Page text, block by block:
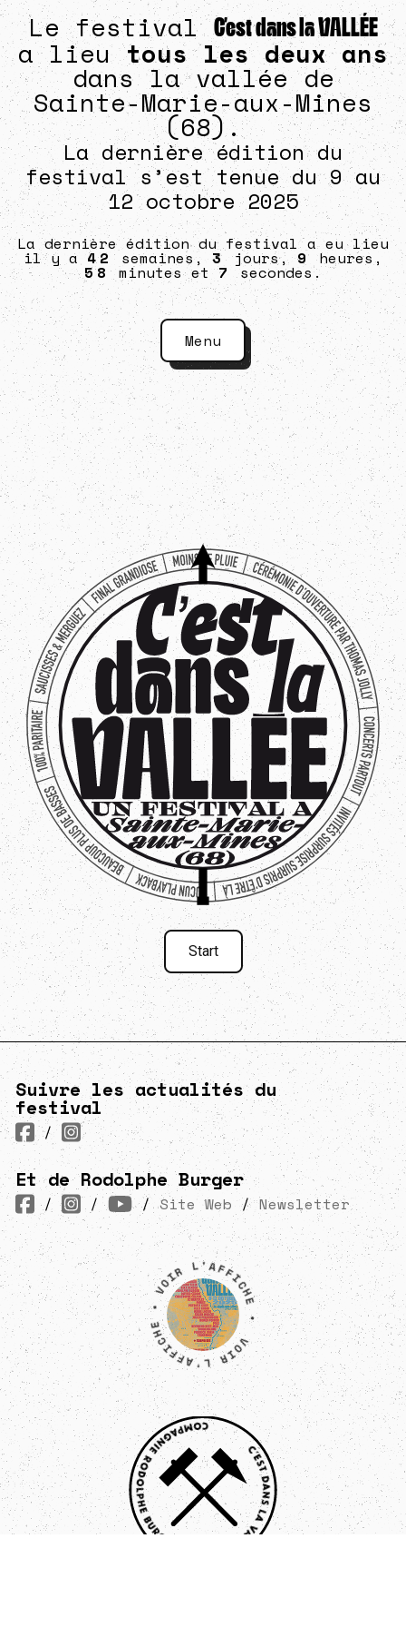
Le festivalC’est dans la VALLÉE
a lieutous les deux ans
dans la vallée de
Sainte-Marie-aux-Mines
(68).
La dernière édition du
festival s’est tenue du 9 au
12 octobre 2025
La dernière édition du festival a eu lieu
il y a 42 semaines, 3jours,9 heures,
58 minutes et7 secondes.
Start
Menu
Suivre les actualités du
festival
/
Et de Rodolphe Burger
/ / /Site Web /Newsletter
VOIR L'AFFICHE • VOIR L'AFFICHE •